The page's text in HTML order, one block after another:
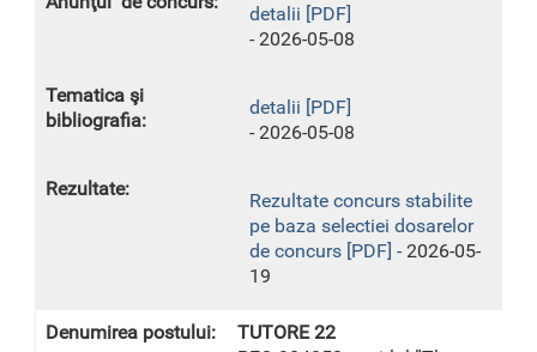
detalii [PDF]
- 2026-05-08
detalii [PDF]
- 2026-05-08
Rezultate concurs stabilite
pe baza selectiei dosarelor
de concurs [PDF] - 2026-05-
19
TUTORE 22